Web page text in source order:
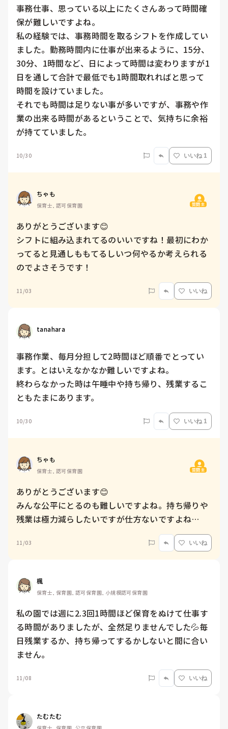
事務仕事、思っている以上にたくさんあって時間確
保が難しいですよね。
私の経験では、事務時間を取るシフトを作成してい
ました。勤務時間内に仕事が出来るように、15分、
30分、1時間など、日によって時間は変わりますが1
日を通して合計で最低でも1時間取れればと思って
時間を設けていました。
それでも時間は足りない事が多いですが、事務や作
業の出来る時間があるということで、気持ちに余裕
が持てていました。
10/30 いいね 1
ちゃも
保育士, 認可保育園 質問主
ありがとうございます😊
シフトに組み込まれてるのいいですね！最初にわか
ってると見通しももてるしいつ何やるか考えられる
のでよさそうです！
11/03 いいね
tanahara
事務作業、毎月分担して2時間ほど順番でとってい
ます。とはいえなかなか難しいですよね。
終わらなかった時は午睡中や持ち帰り、残業するこ
ともたまにあります。
10/30 いいね 1
ちゃも
保育士, 認可保育園 質問主
ありがとうございます😊
みんな公平にとるのも難しいですよね。持ち帰りや
残業は極力減らしたいですが仕方ないですよね…
11/03 いいね
楓
保育士, 保育園, 認可保育園, 小規模認可保育園
私の園では週に2.3回1時間ほど保育をぬけて仕事す
る時間がありましたが、全然足りませんでした💦毎
日残業するか、持ち帰ってするかしないと間に合い
ません。
11/08 いいね
たむたむ